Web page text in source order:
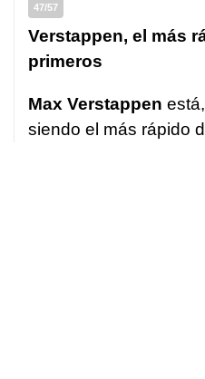
47/57
Verstappen, el más
primeros
Max Verstappen
siendo el más rápido